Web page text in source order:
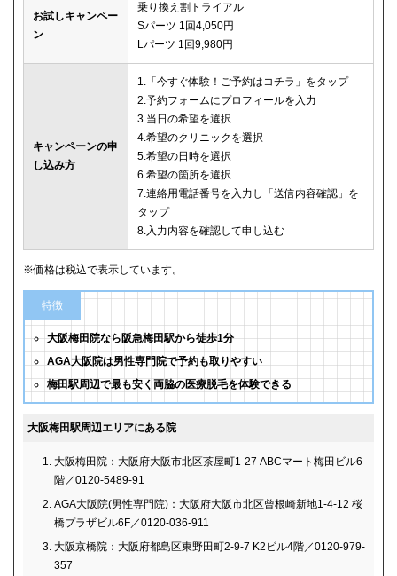
お試しキャンペー
ン
乗り換え割トライアル
Sパーツ 1回4,050円
Lパーツ 1回9,980円
キャンペーンの申
し込み方
1.「今すぐ体験！ご予約はコチラ」をタップ
2.予約フォームにプロフィールを入力
3.当日の希望を選択
4.希望のクリニックを選択
5.希望の日時を選択
6.希望の箇所を選択
7.連絡用電話番号を入力し「送信内容確認」を
タップ
8.入力内容を確認して申し込む
※価格は税込で表示しています。
特徴
大阪梅田院なら阪急梅田駅から徒歩1分
AGA大阪院は男性専門院で予約も取りやすい
梅田駅周辺で最も安く両脇の医療脱毛を体験できる
大阪梅田駅周辺エリアにある院
大阪梅田院：大阪府大阪市北区茶屋町1-27 ABCマート梅田ビル6
階／0120-5489-91
AGA大阪院(男性専門院)：大阪府大阪市北区曾根崎新地1-4-12 桜
橋プラザビル6F／0120-036-911
大阪京橋院：大阪府都島区東野田町2-9-7 K2ビル4階／0120-979-
357